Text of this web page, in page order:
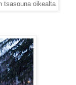
tsasouna oikealta